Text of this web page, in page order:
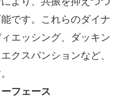
です。これらのダイナ
エッシング、ダッキン
クスパンションなど、
フェース